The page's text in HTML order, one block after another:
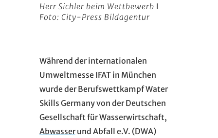
Herr Sichler beim Wettbewerb ǀ
Foto: City-Press Bildagentur
Während der internationalen
Umweltmesse IFAT in München
wurde der Berufswettkampf Water
Skills Germany von der Deutschen
Gesellschaft für Wasserwirtschaft,
Abwasserund Abfall e.V. (DWA)